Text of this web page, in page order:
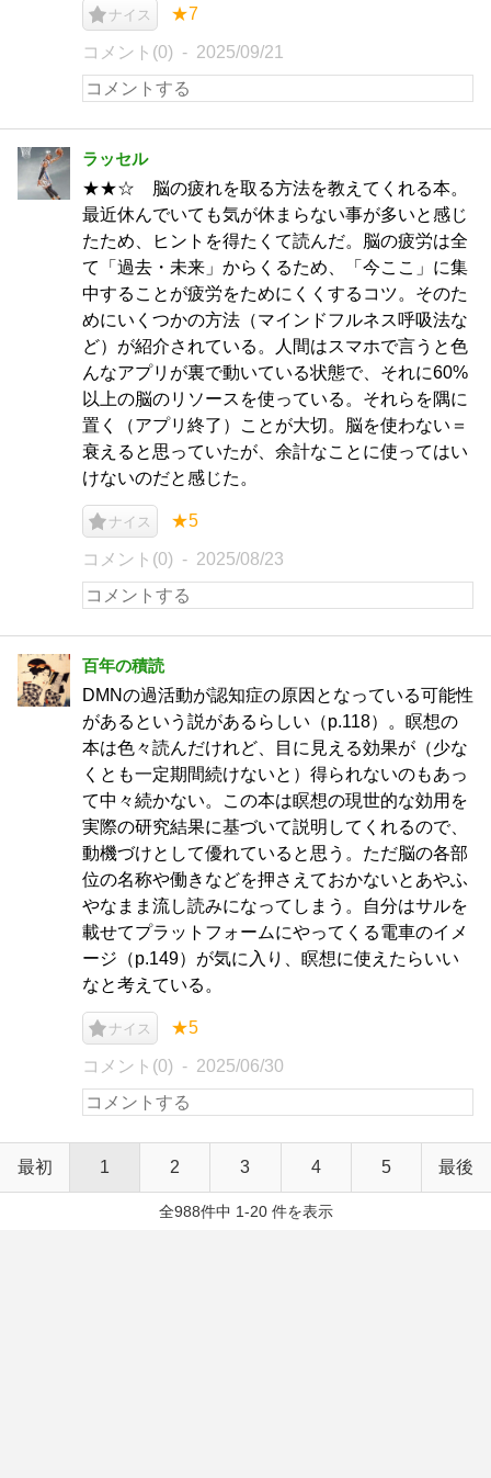
ナイス ★7
コメント(0) 2025/09/21
ラッセル
★★☆ 脳の疲れを取る方法を教えてくれる本。
最近休んでいても気が休まらない事が多いと感じ
たため、ヒントを得たくて読んだ。脳の疲労は全
て「過去・未来」からくるため、「今ここ」に集
中することが疲労をためにくくするコツ。そのた
めにいくつかの方法（マインドフルネス呼吸法な
ど）が紹介されている。人間はスマホで言うと色
んなアプリが裏で動いている状態で、それに60%
以上の脳のリソースを使っている。それらを隅に
置く（アプリ終了）ことが大切。脳を使わない＝
衰えると思っていたが、余計なことに使ってはい
けないのだと感じた。
ナイス ★5
コメント(0) 2025/08/23
百年の積読
DMNの過活動が認知症の原因となっている可能性
があるという説があるらしい（p.118）。瞑想の
本は色々読んだけれど、目に見える効果が（少な
くとも一定期間続けないと）得られないのもあっ
て中々続かない。この本は瞑想の現世的な効用を
実際の研究結果に基づいて説明してくれるので、
動機づけとして優れていると思う。ただ脳の各部
位の名称や働きなどを押さえておかないとあやふ
やなまま流し読みになってしまう。自分はサルを
載せてプラットフォームにやってくる電車のイメ
ージ（p.149）が気に入り、瞑想に使えたらいい
なと考えている。
ナイス ★5
コメント(0) 2025/06/30
最初 1 2 3 4 5 最後
全988件中 1-20 件を表示